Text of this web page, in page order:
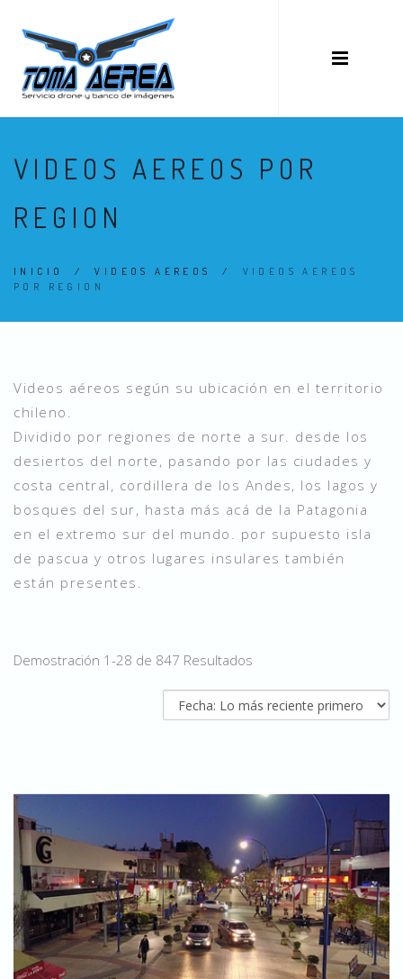
VIDEOS AEREOS POR
REGION
INICIO /VIDEOS AEREOS / VIDEOS AEREOS
POR REGION
Videos aéreos según su ubicación en el territorio
chileno.
Dividido por regiones de norte a sur. desde los
desiertos del norte, pasando por las ciudades y
costa central, cordillera de los Andes, los lagos y
bosques del sur, hasta más acá de la Patagonia
en el extremo sur del mundo. por supuesto isla
de pascua y otros lugares insulares también
están presentes.
Demostración 1-28 de 847 Resultados